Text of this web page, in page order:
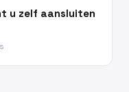
u zelf aansluiten